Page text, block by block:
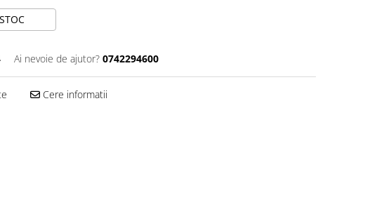
Ai nevoie de ajutor? 0742294600
Cere informatii